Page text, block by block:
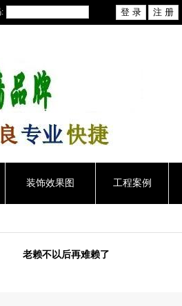
装饰效果图 工程案例
老赖不以后再难赖了